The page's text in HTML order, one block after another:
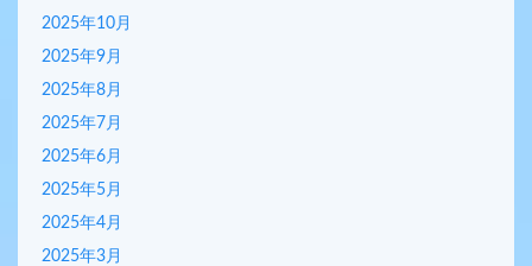
2025年10月
2025年9月
2025年8月
2025年7月
2025年6月
2025年5月
2025年4月
2025年3月